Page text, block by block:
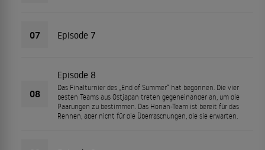
07 Episode 7
08
Episode 8
Das Finalturnier des „End of Summer“ hat begonnen. Die vier
besten Teams aus Ostjapan treten gegeneinander an, um die
Paarungen zu bestimmen. Das Honan-Team ist bereit für das
Rennen, aber nicht für die Überraschungen, die sie erwarten.